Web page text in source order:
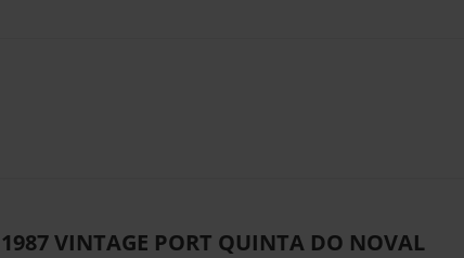
1987 VINTAGE PORT QUINTA DO NOVAL